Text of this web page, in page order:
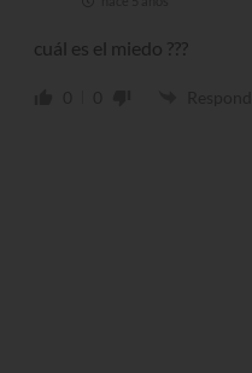
cuál es el miedo ???